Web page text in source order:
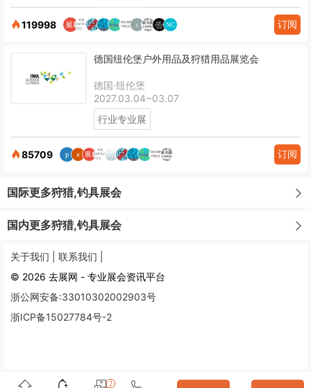
119998 订阅
德国纽伦堡户外用品及狩猎用品展览会
德国·纽伦堡
2027.03.04~03.07
行业专业展
85709 订阅
国际更多狩猎,钓具展会
国内更多狩猎,钓具展会
2
关于我们 | 联系我们 |
© 2026 去展网 - 专业展会资讯平台
浙公网安备:33010302002903号
浙ICP备15027784号-2